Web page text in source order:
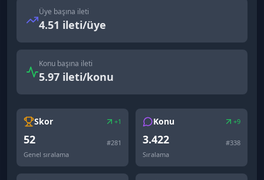
Üye başına ileti
4.51 ileti/üye
Konu başına ileti
5.97 ileti/konu
Skor +1
52 #281
Genel sıralama
Konu +9
3.422 #338
Sıralama